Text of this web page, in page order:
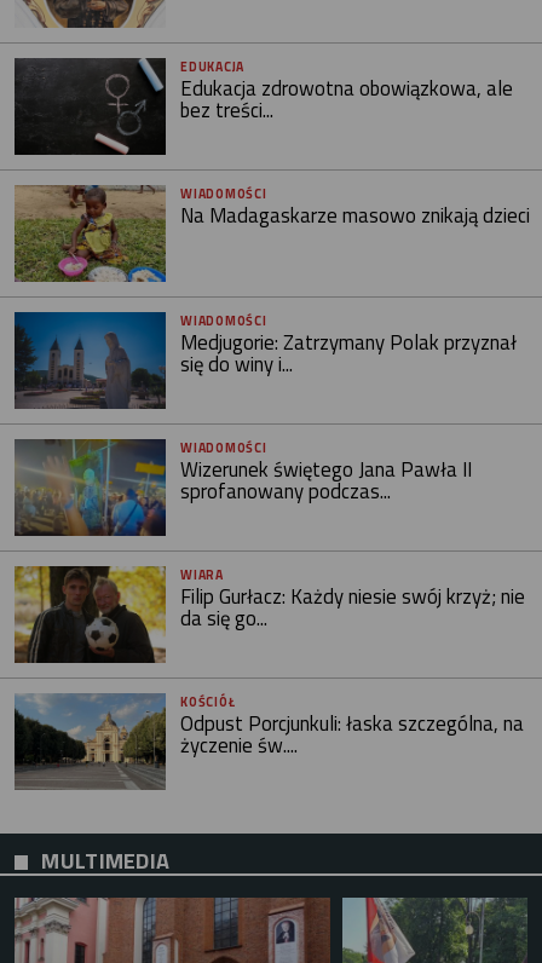
EDUKACJA
Edukacja zdrowotna obowiązkowa, ale
bez treści...
WIADOMOŚCI
Na Madagaskarze masowo znikają dzieci
WIADOMOŚCI
Medjugorie: Zatrzymany Polak przyznał
się do winy i...
WIADOMOŚCI
Wizerunek świętego Jana Pawła II
sprofanowany podczas...
WIARA
Filip Gurłacz: Każdy niesie swój krzyż; nie
da się go...
KOŚCIÓŁ
Odpust Porcjunkuli: łaska szczególna, na
życzenie św....
MULTIMEDIA